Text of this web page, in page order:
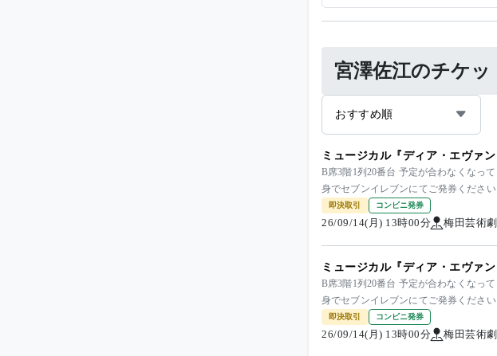
宮澤佐江のチケッ
おすすめ順
ミュージカル『ディア・エヴァ
B席3階1列20番台 予定が合わなくなっ
身でセブンイレブンにてご発券くださ
即決取引 コンビニ発券
26/09/14(月) 13時00分 梅田芸術
ミュージカル『ディア・エヴァ
B席3階1列20番台 予定が合わなくなっ
身でセブンイレブンにてご発券くださ
即決取引 コンビニ発券
26/09/14(月) 13時00分 梅田芸術